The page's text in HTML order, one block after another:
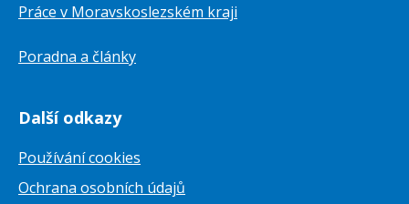
Práce v Moravskoslezském kraji
Poradna a články
Další odkazy
Používání cookies
Ochrana osobních údajů